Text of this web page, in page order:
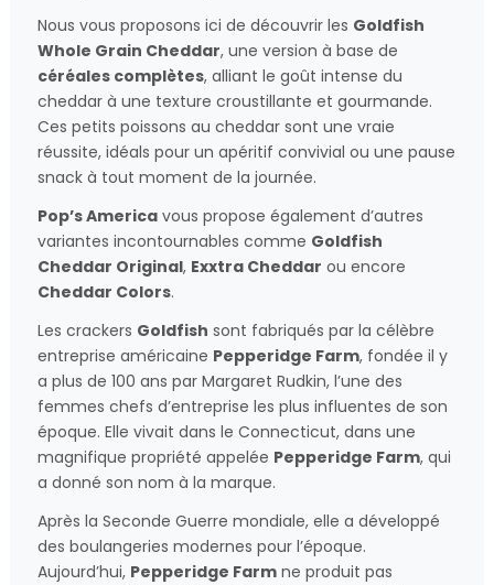
Nous vous proposons ici de découvrir les Goldfish
Whole Grain Cheddar, une version à base de
céréales complètes, alliant le goût intense du
cheddar à une texture croustillante et gourmande.
Ces petits poissons au cheddar sont une vraie
réussite, idéals pour un apéritif convivial ou une pause
snack à tout moment de la journée.
Pop’s America vous propose également d’autres
variantes incontournables comme Goldfish
Cheddar Original, Exxtra Cheddar ou encore
Cheddar Colors.
Les crackers Goldfish sont fabriqués par la célèbre
entreprise américaine Pepperidge Farm, fondée il y
a plus de 100 ans par Margaret Rudkin, l’une des
femmes chefs d’entreprise les plus influentes de son
époque. Elle vivait dans le Connecticut, dans une
magnifique propriété appelée Pepperidge Farm, qui
a donné son nom à la marque.
Après la Seconde Guerre mondiale, elle a développé
des boulangeries modernes pour l’époque.
Aujourd’hui, Pepperidge Farm ne produit pas